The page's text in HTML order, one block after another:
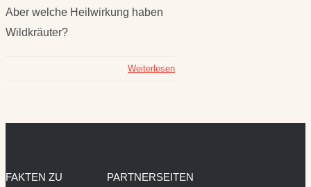
Aber welche Heilwirkung haben
Wildkräuter?
Weiterlesen
FAKTEN ZU
PARTNERSEITEN